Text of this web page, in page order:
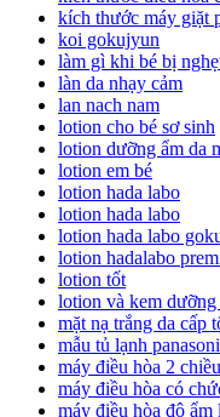
kích thước máy giặt
koi gokujyun
làm gì khi bé bị
làn da nhạy cảm
lan nach nam
lotion cho bé sơ sinh
lotion dưỡng ẩm da
lotion em bé
lotion hada labo
lotion hada labo
lotion hada labo
lotion hadalabo
lotion tốt
lotion và kem dưỡng
mặt nạ trắng da cấp
mẫu tủ lạnh
máy điều hòa 2 chiều
máy điều hòa có
máy điều hòa độ